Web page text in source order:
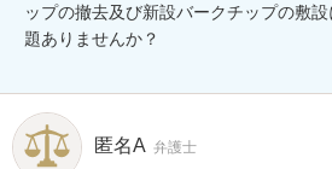
ップの撤去及び新設バークチップの敷
題ありませんか？
匿名A 弁護士